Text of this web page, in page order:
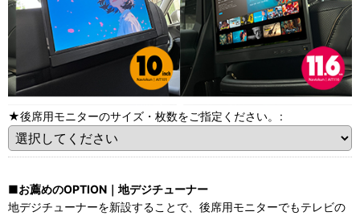
★後席用モニターのサイズ・枚数をご指定ください。 :
■お薦めのOPTION｜地デジチューナー
地デジチューナーを新設することで、後席用モニターでもテレビの